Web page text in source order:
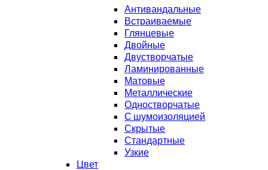
Антивандальные
Встраиваемые
Глянцевые
Двойные
Двустворчатые
Ламинированные
Матовые
Металлические
Одностворчатые
С шумоизоляцией
Скрытые
Стандартные
Узкие
Цвет